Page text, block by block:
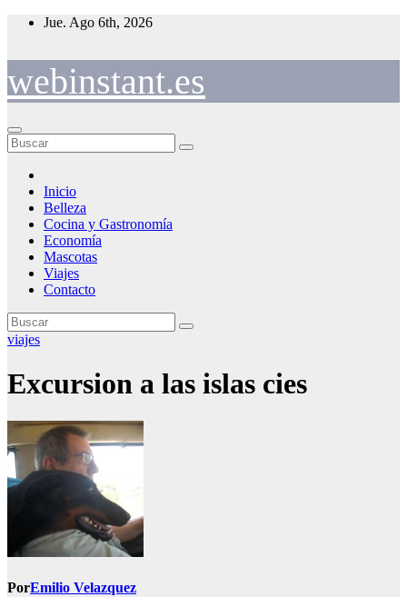
Saltar
Jue. Ago 6th, 2026
webinstant.es
Inicio
Belleza
Cocina y Gastronomía
Economía
Mascotas
Viajes
Contacto
viajes
Excursion a las islas cies
PorEmilio Velazquez